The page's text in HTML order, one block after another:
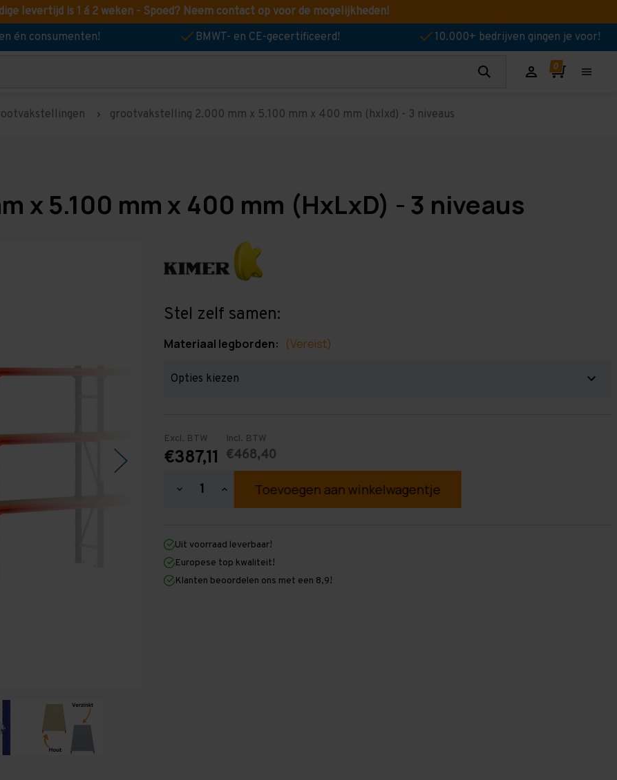
levertijd is 1 á 2 weken - Spoed? Neem contact op voor de mogelijkheden!
én consumenten! BMWT- en CE-gecertificeerd! 10.000+ bedrijven gingen je voor!
grootvakstelling 2.000 mm x 5.100 mm x 400 mm (hxlxd) - 3 niveaus
x 5.100 mm x 400 mm (HxLxD) - 3 niveaus
Stel zelf samen:
Materiaal legborden: (Vereist)
Excl. BTW
€387,11
Incl. BTW
€468,40
Hoeveelheid
2.000
mm
x
5.100
mm
Hoeveelheid
verhogen
2.000
mm
x
5.100
mm
Uit voorraad leverbaar!
Europese top kwaliteit!
Klanten beoordelen ons met een 8,9!